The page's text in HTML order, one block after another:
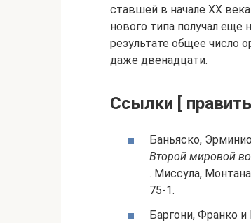
ставшей в начале ХХ
нового типа получал
результате общее число
даже двенадцати.
Ссылки [
Баньяско,
Второй мировой
. Миссула,
75-1.
Баргони, Франко и